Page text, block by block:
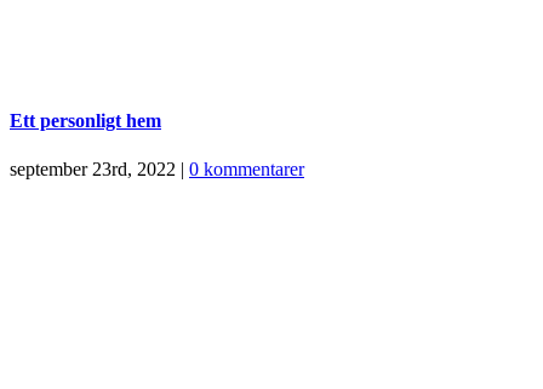
Ett personligt hem
september 23rd, 2022 | 0 kommentarer